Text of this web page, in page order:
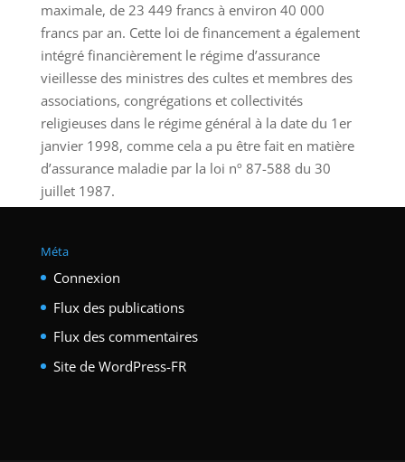
maximale, de 23 449 francs à environ 40 000
francs par an. Cette loi de financement a également
intégré financièrement le régime d’assurance
vieillesse des ministres des cultes et membres des
associations, congrégations et collectivités
religieuses dans le régime général à la date du 1er
janvier 1998, comme cela a pu être fait en matière
d’assurance maladie par la loi nº 87-588 du 30
juillet 1987.
Méta
Connexion
Flux des publications
Flux des commentaires
Site de WordPress-FR